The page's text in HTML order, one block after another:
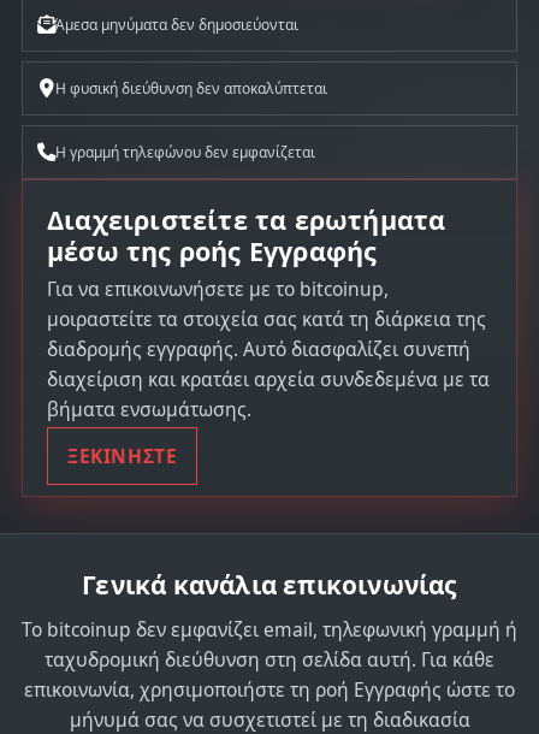
Άμεσα μηνύματα δεν δημοσιεύονται
Η φυσική διεύθυνση δεν αποκαλύπτεται
Η γραμμή τηλεφώνου δεν εμφανίζεται
Διαχειριστείτε τα ερωτήματα
μέσω της ροής Εγγραφής
Για να επικοινωνήσετε με το bitcoinup,
μοιραστείτε τα στοιχεία σας κατά τη διάρκεια της
διαδρομής εγγραφής. Αυτό διασφαλίζει συνεπή
διαχείριση και κρατάει αρχεία συνδεδεμένα με τα
βήματα ενσωμάτωσης.
ΞΕΚΙΝΗΣΤΕ
Γενικά κανάλια επικοινωνίας
Το bitcoinup δεν εμφανίζει email, τηλεφωνική γραμμή ή
ταχυδρομική διεύθυνση στη σελίδα αυτή. Για κάθε
επικοινωνία, χρησιμοποιήστε τη ροή Εγγραφής ώστε το
μήνυμά σας να συσχετιστεί με τη διαδικασία